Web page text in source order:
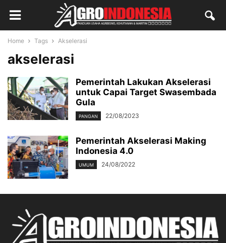
Home Tags Akselerasi
akselerasi
Pemerintah Lakukan Akselerasi
untuk Capai Target Swasembada
Gula
PANGAN 22/08/2023
Pemerintah Akselerasi Making
Indonesia 4.0
UMUM 24/08/2022